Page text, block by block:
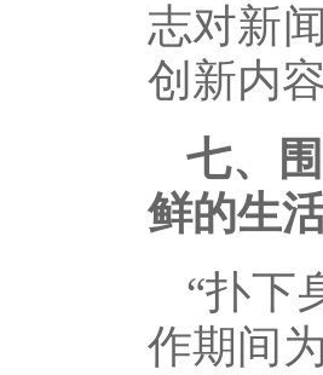
志对新
创新内
七、
鲜的生
“扑下
作期间